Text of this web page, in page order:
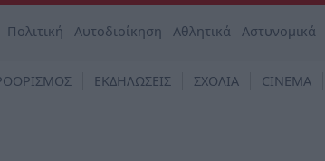
Πολιτική Αυτοδιοίκηση Αθλητικά Αστυνομικά
ΕΚΔΗΛΩΣΕΙΣ ΣΧΟΛΙΑ CINEMA